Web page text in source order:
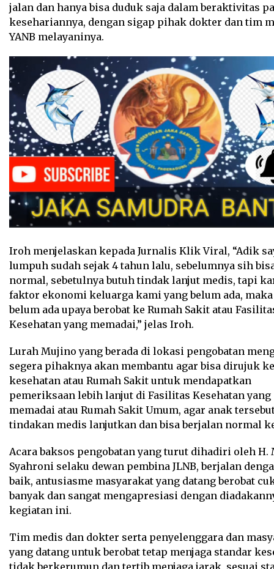
jalan dan hanya bisa duduk saja dalam beraktivitas
kesehariannya, dengan sigap pihak dokter dan tim
YANB melayaninya.
Iroh menjelaskan kepada Jurnalis Klik Viral, “Adik
lumpuh sudah sejak 4 tahun lalu, sebelumnya sih
normal, sebetulnya butuh tindak lanjut medis, tapi
faktor ekonomi keluarga kami yang belum ada,
belum ada upaya berobat ke Rumah Sakit atau
Kesehatan yang memadai,” jelas Iroh.
Lurah Mujino yang berada di lokasi pengobatan
segera pihaknya akan membantu agar bisa dirujuk
kesehatan atau Rumah Sakit untuk mendapatkan
pemeriksaan lebih lanjut di Fasilitas Kesehatan yang
memadai atau Rumah Sakit Umum, agar anak
tindakan medis lanjutkan dan bisa berjalan normal
Acara baksos pengobatan yang turut dihadiri oleh H.
Syahroni selaku dewan pembina JLNB, berjalan
baik, antusiasme masyarakat yang datang berobat
banyak dan sangat mengapresiasi dengan
kegiatan ini.
Tim medis dan dokter serta penyelenggara dan
yang datang untuk berobat tetap menjaga standar